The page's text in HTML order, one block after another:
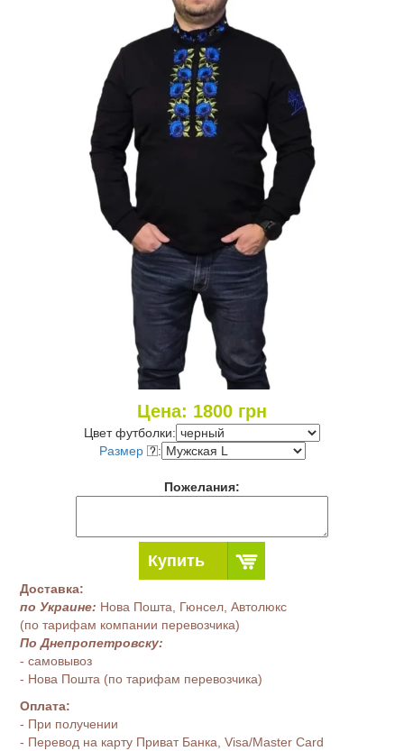
Цена: 1800 грн
Цвет футболки:
Размер
:
Пожелания:
Купить
Доставка:
по Украине: Нова Пошта, Гюнсел, Автолюкс
(по тарифам компании перевозчика)
По Днепропетровску:
- самовывоз
- Нова Пошта (по тарифам перевозчика)
Оплата:
- При получении
- Перевод на карту Приват Банка, Visa/Master Card